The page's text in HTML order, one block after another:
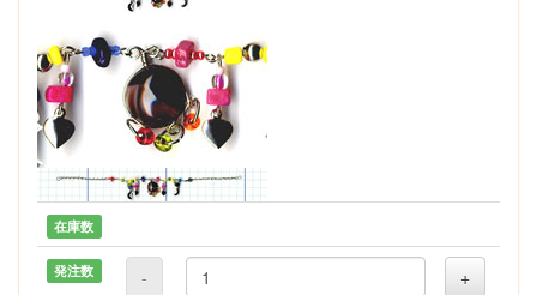
在庫数
発注数 - +